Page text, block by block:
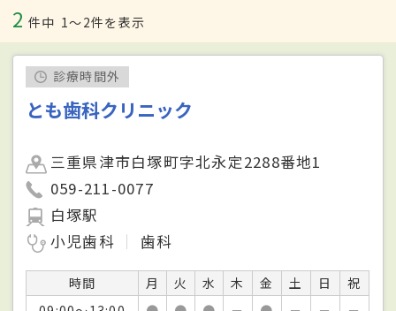
2 件中 1〜2件を表示
診療時間外
とも歯科クリニック
三重県津市白塚町字北永定2288番地1
059-211-0077
白塚駅
小児歯科
歯科
時間 月 火 水 木 金 土 日
祝